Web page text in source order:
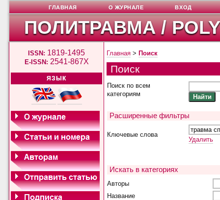
ПОЛИТРАВМА /
ISSN: 1819-1495
E-ISSN: 2541-867X
ЯЗЫК
ГЛАВНАЯ О ЖУРНАЛЕ ВХОД
Главная > Поиск
Поиск
Поиск по всем
категориям
Расширенные фильтры
Ключевые слова
Удалить
Искать в категориях
Авторы
Название